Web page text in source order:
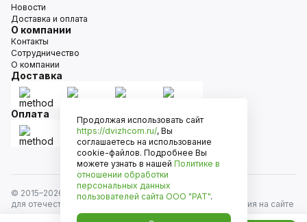
Новости
Доставка и оплата
О компании
Контакты
Сотрудничество
О компании
Доставка
Оплата
© 2015–2026
Движком — сеть магазинов автозапчастей
для отечественных автомобилей и иномарок. Информация на сайте
носит исключительно информационный характер и не является
Продолжая использовать сайт
https://dvizhcom.ru/, Вы
соглашаетесь на использование
cookie-файлов. Подробнее Вы
можете узнать в нашей Политике в
отношении обработки
персональных данных
пользователей сайта ООО "РАТ".